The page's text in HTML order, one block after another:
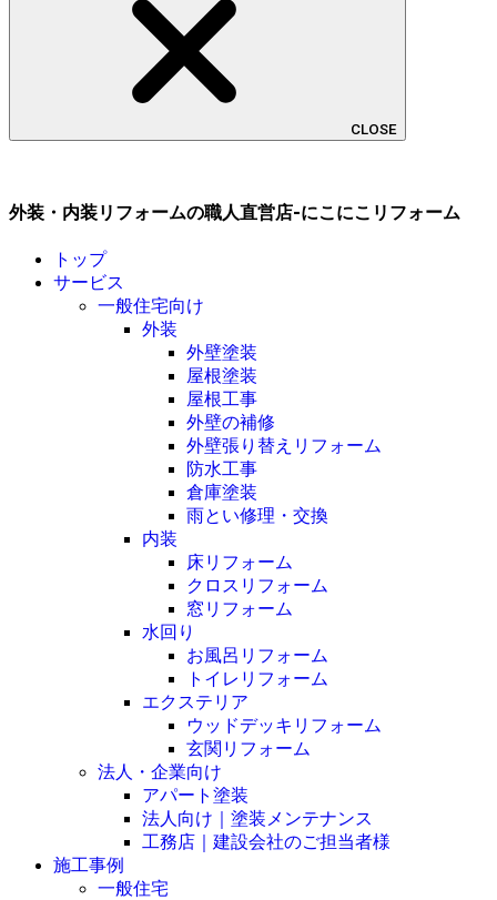
CLOSE
外装・内装リフォームの職人直営店-にこにこリフォーム
トップ
サービス
一般住宅向け
外装
外壁塗装
屋根塗装
屋根工事
外壁の補修
外壁張り替えリフォーム
防水工事
倉庫塗装
雨とい修理・交換
内装
床リフォーム
クロスリフォーム
窓リフォーム
水回り
お風呂リフォーム
トイレリフォーム
エクステリア
ウッドデッキリフォーム
玄関リフォーム
法人・企業向け
アパート塗装
法人向け｜塗装メンテナンス
工務店｜建設会社のご担当者様
施工事例
一般住宅